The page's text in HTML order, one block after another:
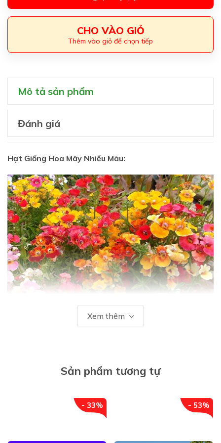
CHO VÀO GIỎ
Thêm vào giỏ để chọn tiếp
Mô tả sản phẩm
Đánh giá
Hạt Giống Hoa Mây Nhiều Màu:
QUY TRÌNH ƯƠM HẠT GIỐNG
Bước 1 : Hạt giống rất khô, nên buộc phải ngâm nước.
Để kích thích phôi mầm .Ngâm hạt giống 2-6 tiếng với
Xem thêm
Sản phẩm tương tự
- 33% - 53%